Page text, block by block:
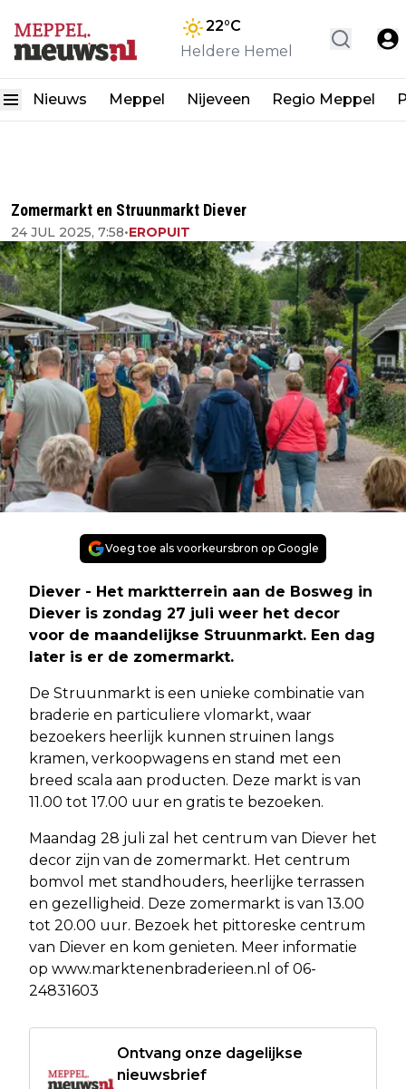
22°C
Heldere Hemel
Nieuws Meppel Nijeveen Regio Meppel
Zomermarkt en Struunmarkt Diever
24 JUL 2025, 7:58•EROPUIT
Voeg toe als voorkeursbron op Google
Diever - Het marktterrein aan de Bosweg in
Diever is zondag 27 juli weer het decor
voor de maandelijkse Struunmarkt. Een dag
later is er de zomermarkt.
De Struunmarkt is een unieke combinatie van
braderie en particuliere vlomarkt, waar
bezoekers heerlijk kunnen struinen langs
kramen, verkoopwagens en stand met een
breed scala aan producten. Deze markt is van
11.00 tot 17.00 uur en gratis te bezoeken.
Maandag 28 juli zal het centrum van Diever het
decor zijn van de zomermarkt. Het centrum
bomvol met standhouders, heerlijke terrassen
en gezelligheid. Deze zomermarkt is van 13.00
tot 20.00 uur. Bezoek het pittoreske centrum
van Diever en kom genieten. Meer informatie
op www.marktenenbraderieen.nl of 06-
24831603
Ontvang onze dagelijkse
nieuwsbrief